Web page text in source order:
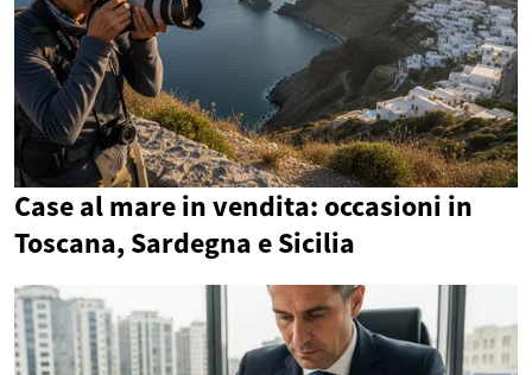
Case al mare in vendita: occasioni in
Toscana, Sardegna e Sicilia